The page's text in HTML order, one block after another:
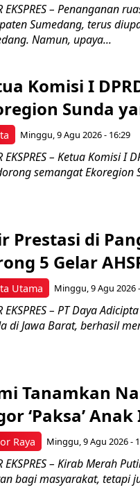
EKSPRES – Penanganan
Sumedang, terus
Namun, upaya...
Komisi I
Sunda
Minggu, 9 Agu 2026 - 16:29
EKSPRES – Ketua Komisi
semangat Ekoregion
Utama
Prestasi di
5 Gelar
Minggu, 9 Agu 2026
EKSPRES – PT Daya
di Jawa Barat, berhasil
Raya
Tanamkan
‘Paksa’
Minggu, 9 Agu 2026 -
EKSPRES – Kirab Merah
bagi masyarakat, tetapi